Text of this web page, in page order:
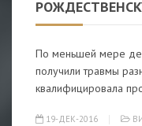
По меньшей мере
получили травмы
квалифицировала
19-ДЕК-2016